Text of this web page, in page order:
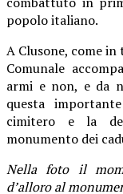
popolo italiano.
A Clusone, come
Comunale
armi e non, e da
questa
cimitero e la
monumento dei
Nella foto il
d’alloro al